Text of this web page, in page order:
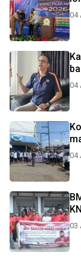
04
04
04
03